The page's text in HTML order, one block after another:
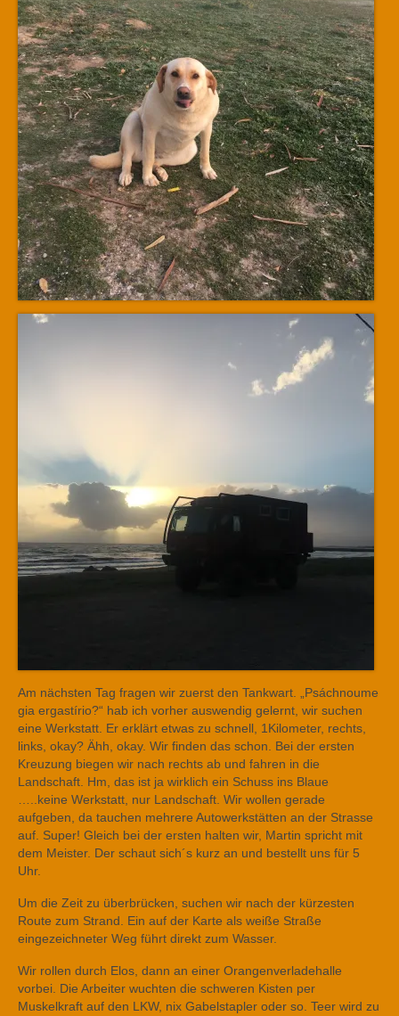
Am nächsten Tag fragen wir zuerst den Tankwart. „Psáchnoume
gia ergastírio?“ hab ich vorher auswendig gelernt, wir suchen
eine Werkstatt. Er erklärt etwas zu schnell, 1Kilometer, rechts,
links, okay? Ähh, okay. Wir finden das schon. Bei der ersten
Kreuzung biegen wir nach rechts ab und fahren in die
Landschaft. Hm, das ist ja wirklich ein Schuss ins Blaue
…..keine Werkstatt, nur Landschaft. Wir wollen gerade
aufgeben, da tauchen mehrere Autowerkstätten an der Strasse
auf. Super! Gleich bei der ersten halten wir, Martin spricht mit
dem Meister. Der schaut sich´s kurz an und bestellt uns für 5
Uhr.
Um die Zeit zu überbrücken, suchen wir nach der kürzesten
Route zum Strand. Ein auf der Karte als weiße Straße
eingezeichneter Weg führt direkt zum Wasser.
Wir rollen durch Elos, dann an einer Orangenverladehalle
vorbei. Die Arbeiter wuchten die schweren Kisten per
Muskelkraft auf den LKW, nix Gabelstapler oder so. Teer wird zu